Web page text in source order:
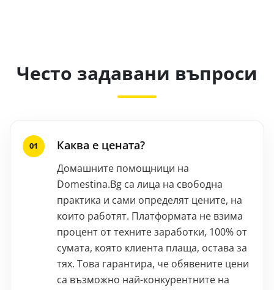
Често задавани въпроси
Каква е цената?
Домашните помощници на
Domestina.Bg са лица на свободна
практика и сами определят цените, на
които работят. Платформата не взима
процент от техните заработки, 100% от
сумата, която клиента плаща, остава за
тях. Това гарантира, че обявените цени
са възможно най-конкурентните на